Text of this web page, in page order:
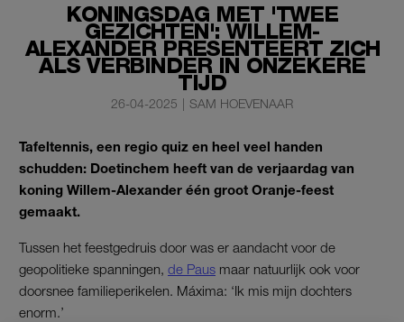
KONINGSDAG MET 'TWEE
GEZICHTEN': WILLEM-
ALEXANDER PRESENTEERT ZICH
ALS VERBINDER IN ONZEKERE
TIJD
26-04-2025 | SAM HOEVENAAR
Tafeltennis, een regio quiz en heel veel handen
schudden: Doetinchem heeft van de verjaardag van
koning Willem-Alexander één groot Oranje-feest
gemaakt.
Tussen het feestgedruis door was er aandacht voor de
geopolitieke spanningen, de Paus maar natuurlijk ook voor
doorsnee familieperikelen. Máxima: ‘Ik mis mijn dochters
enorm.’